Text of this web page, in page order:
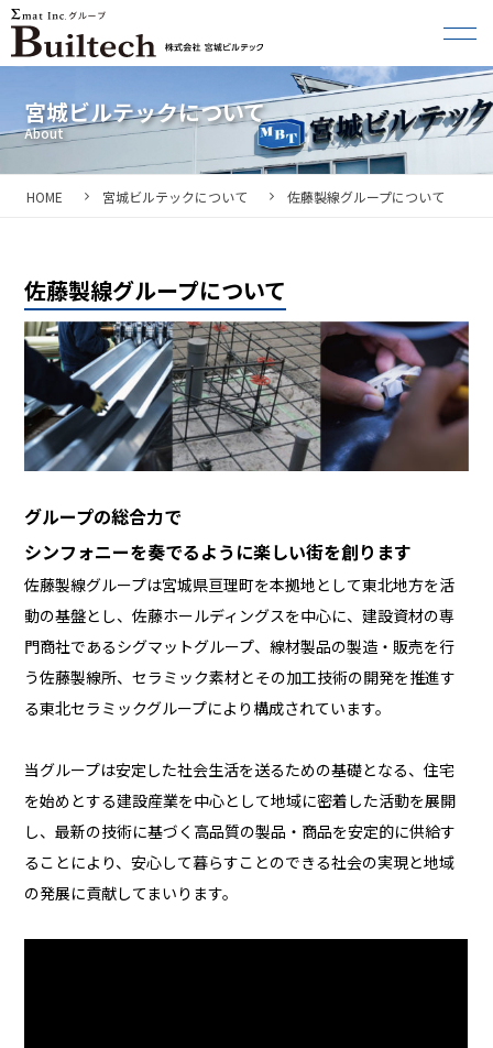
宮城ビルテックについて
HOME 宮城ビルテックについて 佐藤製線グループについて
佐藤製線グループについて
グループの総合力で
シンフォニーを奏でるように楽しい街を創ります
佐藤製線グループは宮城県亘理町を本拠地として東北地方を活
動の基盤とし、佐藤ホールディングスを中心に、建設資材の専
門商社であるシグマットグループ、線材製品の製造・販売を行
う佐藤製線所、セラミック素材とその加工技術の開発を推進す
る東北セラミックグループにより構成されています。
当グループは安定した社会生活を送るための基礎となる、住宅
を始めとする建設産業を中心として地域に密着した活動を展開
し、最新の技術に基づく高品質の製品・商品を安定的に供給す
ることにより、安心して暮らすことのできる社会の実現と地域
の発展に貢献してまいります。